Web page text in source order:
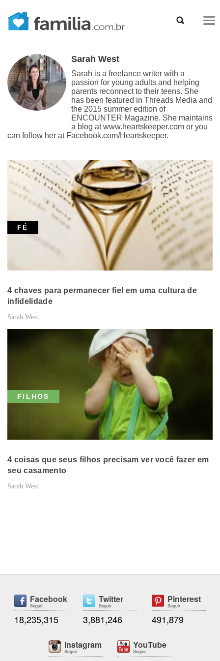
Sarah West
Sarah is a freelance writer with a
passion for young adults and helping
parents reconnect to their teens. She
has been featured in Threads Media and
the 2015 summer edition of
ENCOUNTER Magazine. She maintains
a blog at www.heartskeeper.com or you
can follow her at Facebook.com/Heartskeeper.
FÉ
4 chaves para permanecer fiel em uma cultura de
infidelidade
Sarah West
FILHOS
4 coisas que seus filhos precisam ver você fazer em
seu casamento
Sarah West
Facebook
Seguir
18,235,315
Twitter
Seguir
3,881,246
Pinterest
Seguir
491,879
Instagram
Seguir
YouTube
Seguir